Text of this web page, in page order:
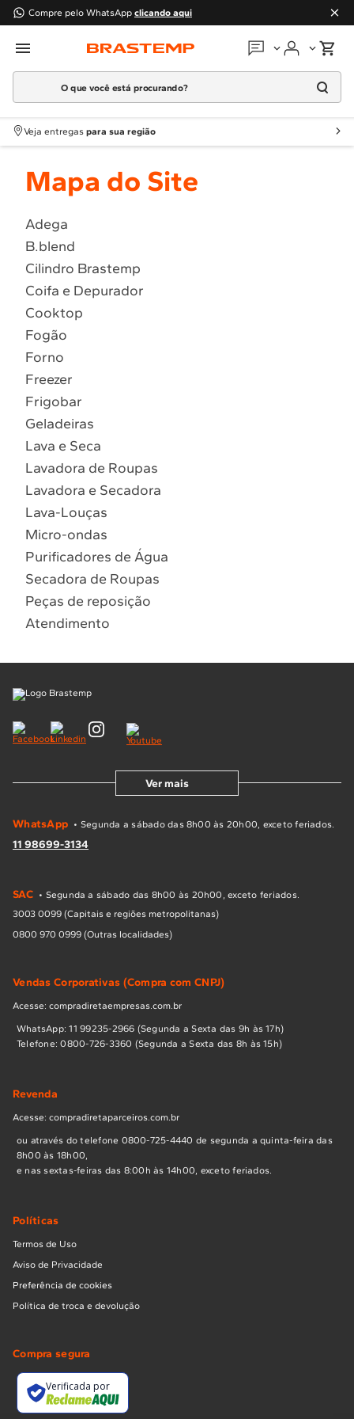
Compre pelo WhatsApp clicando aqui
Em que podemos
Atendimento Brastemp
Localizar assistência técnica
O que você está procurando?
Termos mais buscados
1º Geladeira
2
Fogao
4 º Lava Louça
5 º Cooktop
6º Microondas Brastemp
7º Forno
8º Embutir
9º Lava Seca
Veja entregas para sua região
Mapa do Site
Adega
B.blend
Cilindro Brastemp
Coifa e Depurador
Cooktop
Fogão
Forno
Freezer
Frigobar
Geladeiras
Lava e Seca
Lavadora de Roupas
Lavadora e Secadora
Lava-Louças
Micro-ondas
Purificadores de Água
Secadora de Roupas
Peças de reposição
Atendimento
Ver mais
WhatsApp • Segunda a sábado das 8h00 às 20h00, exceto feriados.
11 98699-3134
SAC • Segunda a sábado das 8h00 às 20h00, exceto feriados.
3003 0099 (Capitais e regiões metropolitanas)
0800 970 0999 (Outras localidades)
Vendas Corporativas (Compra com CNPJ)
Acesse: compradiretaempresas.com.br
WhatsApp: 11 99235-2966 (Segunda a Sexta das 9h às 17h)
Telefone: 0800-726-3360 (Segunda a Sexta das 8h às 15h)
Revenda
Acesse: compradiretaparceiros.com.br
ou através do telefone 0800-725-4440 de segunda a quinta-feira das
8h00 às 18h00,
e nas sextas-feiras das 8:00h às 14h00, exceto feriados.
Políticas
Termos de Uso
Aviso de Privacidade
Preferência de cookies
Política de troca e devolução
Compra segura
Verificada por